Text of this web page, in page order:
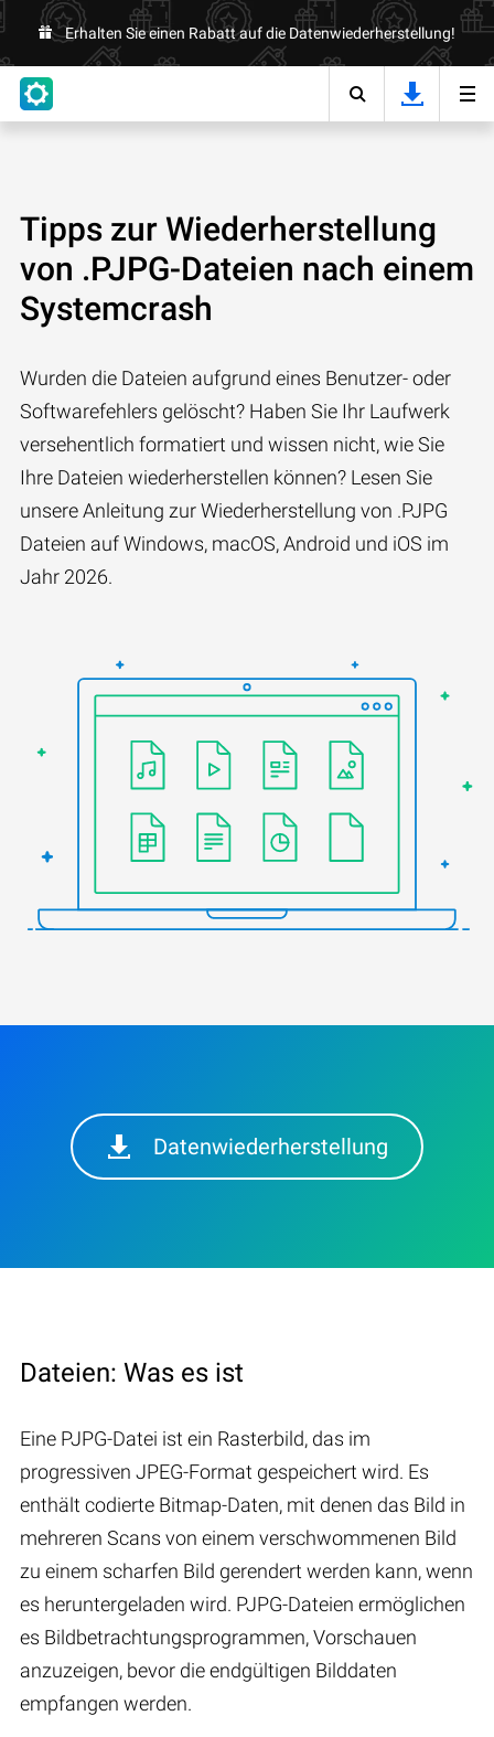
Erhalten Sie einen Rabatt auf die Datenwiederherstellung!
Tipps zur Wiederherstellung
von .PJPG-Dateien nach einem
Systemcrash
Wurden die Dateien aufgrund eines Benutzer- oder
Softwarefehlers gelöscht? Haben Sie Ihr Laufwerk
versehentlich formatiert und wissen nicht, wie Sie
Ihre Dateien wiederherstellen können? Lesen Sie
unsere Anleitung zur Wiederherstellung von .PJPG
Dateien auf Windows, macOS, Android und iOS im
Jahr 2026.
Datenwiederherstellung
Dateien: Was es ist
Eine PJPG-Datei ist ein Rasterbild, das im
progressiven JPEG-Format gespeichert wird. Es
enthält codierte Bitmap-Daten, mit denen das Bild in
mehreren Scans von einem verschwommenen Bild
zu einem scharfen Bild gerendert werden kann, wenn
es heruntergeladen wird. PJPG-Dateien ermöglichen
es Bildbetrachtungsprogrammen, Vorschauen
anzuzeigen, bevor die endgültigen Bilddaten
empfangen werden.